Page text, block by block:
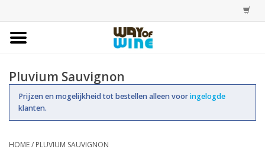
Bestellingen
Assortiment
Pluvium Sauvignon
Prijzen en mogelijkheid tot bestellen alleen vooringelogde
klanten.
HOME/ PLUVIUM SAUVIGNON